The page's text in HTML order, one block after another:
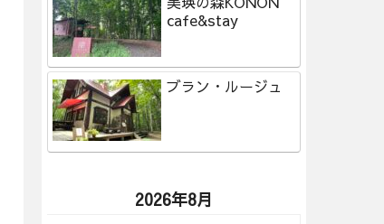
cafe&stay
ブラン・ルージュ
2026年8月